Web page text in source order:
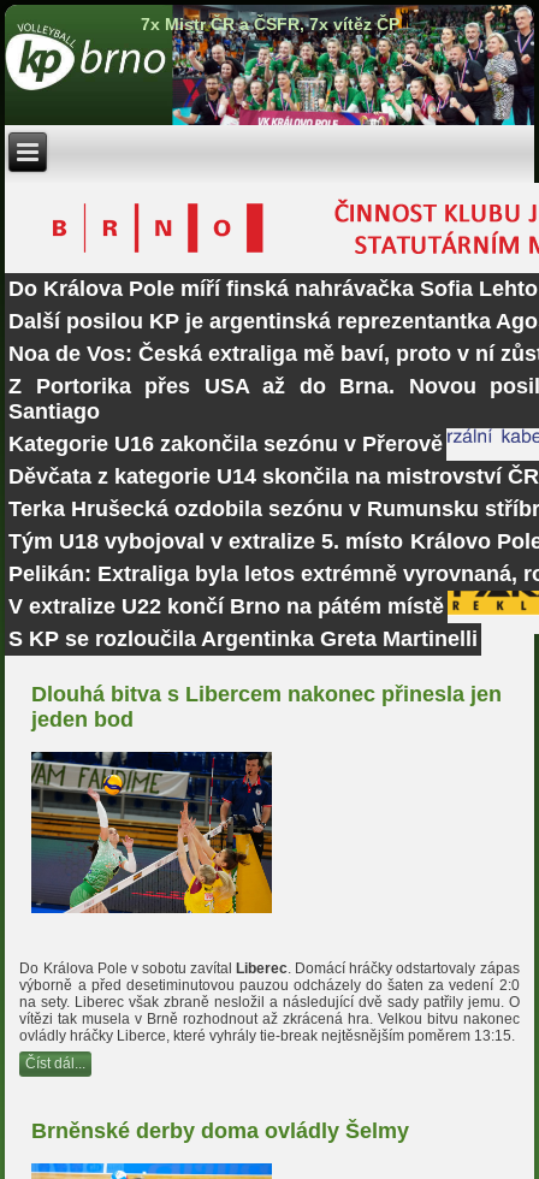
7x Mistr ČR a ČSFR, 7x vítěz ČP
Do Králova Pole míří finská nahrávačka Sofia Lehto
Další posilou KP je argentinská reprezentantka
Noa de Vos: Česká extraliga mě baví, proto v ní
Z Portorika přes USA až do Brna. Novou
Santiago
Kategorie U16 zakončila sezónu v Přerově
Děvčata z kategorie U14 skončila na mistrovství
Terka Hrušecká ozdobila sezónu v Rumunsku
Tým U18 vybojoval v extralize 5. místo Královo
Pelikán: Extraliga byla letos extrémně vyrovnaná,
V extralize U22 končí Brno na pátém místě
S KP se rozloučila Argentinka Greta Martinelli
Dlouhá bitva s Libercem nakonec přinesla jen
jeden bod
Do Králova Pole v sobotu zavítalLiberec . Domácí hráčky odstartovaly zápas
výborně a před desetiminutovou pauzou odcházely do šaten za vedení 2:0
na sety. Liberec však zbraně nesložil a následující dvě sady patřily jemu. O
vítězi tak musela v Brně rozhodnout až zkrácená hra. Velkou bitvu nakonec
ovládly hráčky Liberce, které vyhrály tie-break nejtěsnějším poměrem 13:15.
Číst dál...
Brněnské derby doma ovládly Šelmy